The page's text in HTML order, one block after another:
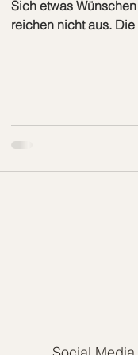
Sich etwas
reichen nicht aus.